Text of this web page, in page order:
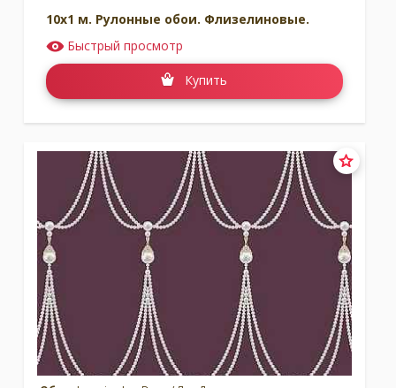
10x1 м. Рулонные обои. Флизелиновые.
Быстрый просмотр
Купить